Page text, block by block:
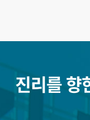
진리를 향